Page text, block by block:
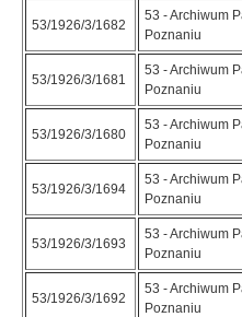
53/1926/3/1682
53 - Archiwum
Poznaniu
53/1926/3/1681
53 - Archiwum
Poznaniu
53/1926/3/1680
53 - Archiwum
Poznaniu
53/1926/3/1694
53 - Archiwum
Poznaniu
53/1926/3/1693
53 - Archiwum
Poznaniu
53/1926/3/1692
53 - Archiwum
Poznaniu